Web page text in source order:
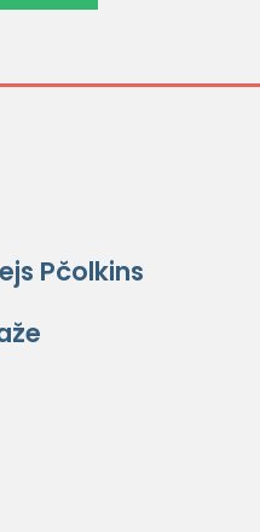
Pčolkins